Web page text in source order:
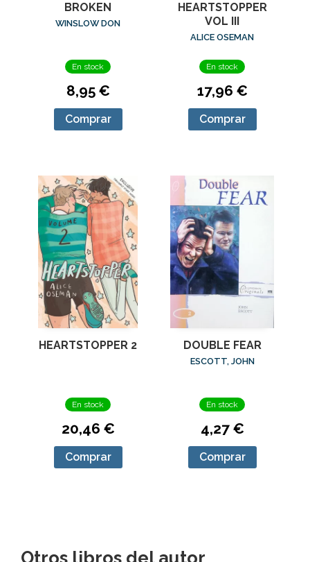
BROKEN
WINSLOW DON
En stock
8,95 €
Comprar
HEARTSTOPPER
VOL III
ALICE OSEMAN
En stock
17,96 €
Comprar
HEARTSTOPPER 2
En stock
20,46 €
Comprar
DOUBLE FEAR
ESCOTT, JOHN
En stock
4,27 €
Comprar
Otros libros del autor